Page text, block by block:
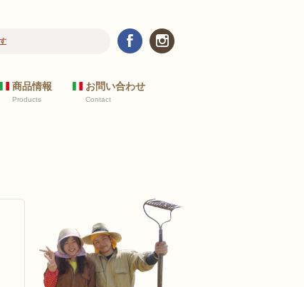
2017/10/24 新規の飲食店のお客様へ 野菜リストについて
商品情報
Products
お問い合わせ
Contact